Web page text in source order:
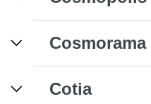
Cosmorama
Cotia